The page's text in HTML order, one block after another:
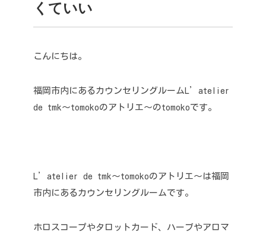
くていい
こんにちは。
福岡市内にあるカウンセリングルームL’atelier
de tmk〜tomokoのアトリエ〜のtomokoです。
L’atelier de tmk〜tomokoのアトリエ〜は福岡
市内にあるカウンセリングルームです。
ホロスコープやタロットカード、ハーブやアロマ